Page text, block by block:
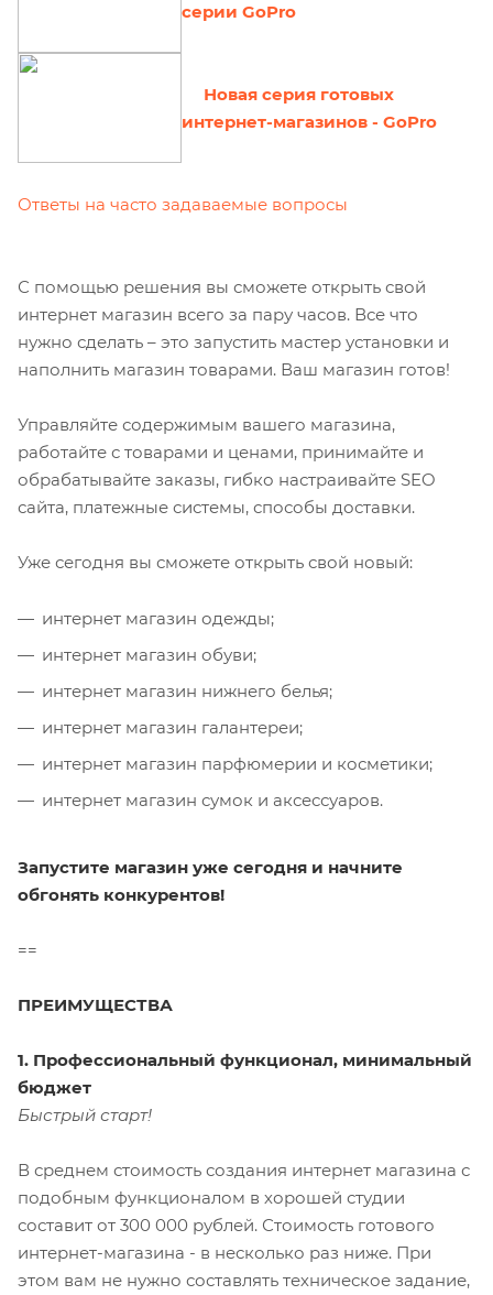
серии GoPro
Новая серия готовых
интернет-магазинов - GoPro
Ответы на часто задаваемые вопросы
С помощью решения вы сможете открыть свой
интернет магазин всего за пару часов. Все что
нужно сделать – это запустить мастер установки и
наполнить магазин товарами. Ваш магазин готов!
Управляйте содержимым вашего магазина,
работайте с товарами и ценами, принимайте и
обрабатывайте заказы, гибко настраивайте SEO
сайта, платежные системы, способы доставки.
Уже сегодня вы сможете открыть свой новый:
интернет магазин одежды;
интернет магазин обуви;
интернет магазин нижнего белья;
интернет магазин галантереи;
интернет магазин парфюмерии и косметики;
интернет магазин сумок и аксессуаров.
Запустите магазин уже сегодня и начните
обгонять конкурентов!
==
ПРЕИМУЩЕСТВА
1. Профессиональный функционал, минимальный
бюджет
Быстрый старт!
В среднем стоимость создания интернет магазина с
подобным функционалом в хорошей студии
составит от 300 000 рублей. Стоимость готового
интернет-магазина - в несколько раз ниже. При
этом вам не нужно составлять техническое задание,